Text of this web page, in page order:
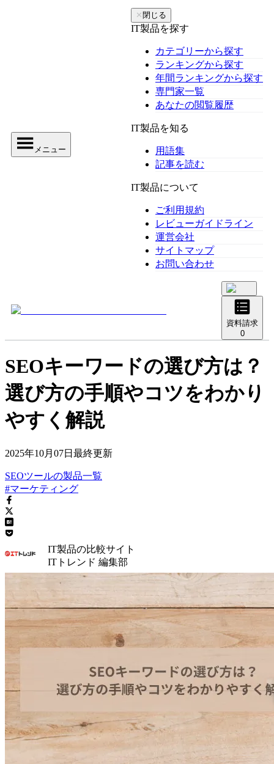
メニュー
✕ 閉じる
IT製品を探す
カテゴリーから探す
ランキングから探す
年間ランキングから探す
専門家一覧
あなたの閲覧履歴
IT製品を知る
用語集
記事を読む
IT製品について
ご利用規約
レビューガイドライン
運営会社
サイトマップ
お問い合わせ
資料請求
0
SEOキーワードの選び方は？
選び方の手順やコツをわかり
やすく解説
2025年10月07日 最終更新
SEOツールの製品一覧
#マーケティング
IT製品の比較サイト
ITトレンド 編集部